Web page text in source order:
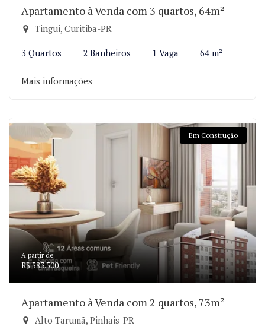
Apartamento à Venda com 3 quartos, 64m²
Tingui, Curitiba-PR
3 Quartos 2 Banheiros 1 Vaga 64 m²
Mais informações
Em Construção
A partir de:
R$ 583.500
Apartamento à Venda com 2 quartos, 73m²
Alto Tarumã, Pinhais-PR